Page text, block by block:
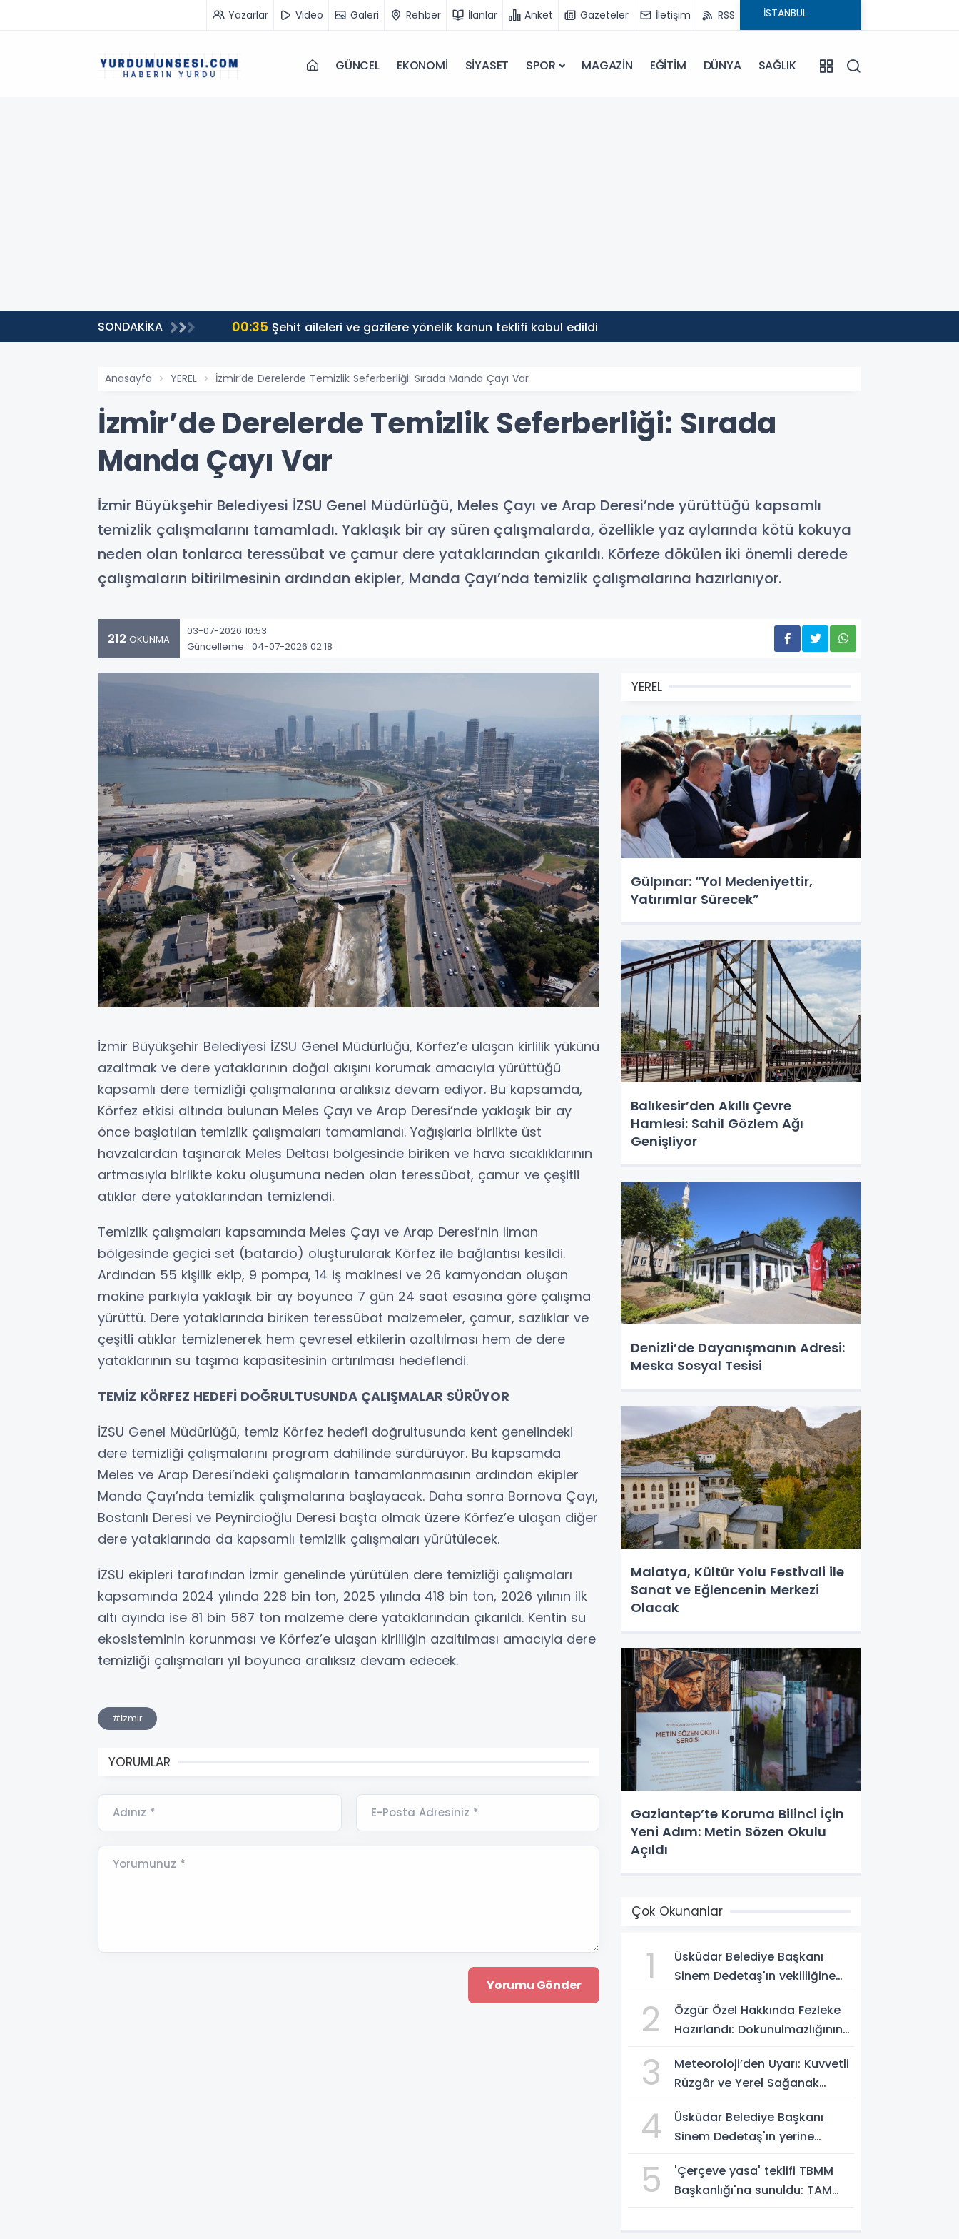
Yazarlar Video Galeri Rehber İlanlar Anket Gazeteler İletişim RSS
GÜNCEL EKONOMİ SİYASET SPOR MAGAZİN EĞİTİM DÜNYA SAĞLIK
SONDAKİKA 00:35 Şehit aileleri ve gazilere yönelik kanun teklifi kabul edildi
Anasayfa YEREL İzmir’de Derelerde Temizlik Seferberliği: Sırada Manda Çayı Var
İzmir’de Derelerde Temizlik Seferberliği: Sırada
Manda Çayı Var
İzmir Büyükşehir Belediyesi İZSU Genel Müdürlüğü, Meles Çayı ve Arap Deresi’nde yürüttüğü kapsamlı
temizlik çalışmalarını tamamladı. Yaklaşık bir ay süren çalışmalarda, özellikle yaz aylarında kötü kokuya
neden olan tonlarca teressübat ve çamur dere yataklarından çıkarıldı. Körfeze dökülen iki önemli derede
çalışmaların bitirilmesinin ardından ekipler, Manda Çayı’nda temizlik çalışmalarına hazırlanıyor.
212 OKUNMA
03-07-2026 10:53
Güncelleme : 04-07-2026 02:18
İzmir Büyükşehir Belediyesi İZSU Genel Müdürlüğü, Körfez’e ulaşan kirlilik yükünü
azaltmak ve dere yataklarının doğal akışını korumak amacıyla yürüttüğü
kapsamlı dere temizliği çalışmalarına aralıksız devam ediyor. Bu kapsamda,
Körfez etkisi altında bulunan Meles Çayı ve Arap Deresi’nde yaklaşık bir ay
önce başlatılan temizlik çalışmaları tamamlandı. Yağışlarla birlikte üst
havzalardan taşınarak Meles Deltası bölgesinde biriken ve hava sıcaklıklarının
artmasıyla birlikte koku oluşumuna neden olan teressübat, çamur ve çeşitli
atıklar dere yataklarından temizlendi.
Temizlik çalışmaları kapsamında Meles Çayı ve Arap Deresi’nin liman
bölgesinde geçici set (batardo) oluşturularak Körfez ile bağlantısı kesildi.
Ardından 55 kişilik ekip, 9 pompa, 14 iş makinesi ve 26 kamyondan oluşan
makine parkıyla yaklaşık bir ay boyunca 7 gün 24 saat esasına göre çalışma
yürüttü. Dere yataklarında biriken teressübat malzemeler, çamur, sazlıklar ve
çeşitli atıklar temizlenerek hem çevresel etkilerin azaltılması hem de dere
yataklarının su taşıma kapasitesinin artırılması hedeflendi.
TEMİZ KÖRFEZ HEDEFİ DOĞRULTUSUNDA ÇALIŞMALAR SÜRÜYOR
İZSU Genel Müdürlüğü, temiz Körfez hedefi doğrultusunda kent genelindeki
dere temizliği çalışmalarını program dahilinde sürdürüyor. Bu kapsamda
Meles ve Arap Deresi’ndeki çalışmaların tamamlanmasının ardından ekipler
Manda Çayı’nda temizlik çalışmalarına başlayacak. Daha sonra Bornova Çayı,
Bostanlı Deresi ve Peynircioğlu Deresi başta olmak üzere Körfez’e ulaşan diğer
dere yataklarında da kapsamlı temizlik çalışmaları yürütülecek.
İZSU ekipleri tarafından İzmir genelinde yürütülen dere temizliği çalışmaları
kapsamında 2024 yılında 228 bin ton, 2025 yılında 418 bin ton, 2026 yılının ilk
altı ayında ise 81 bin 587 ton malzeme dere yataklarından çıkarıldı. Kentin su
ekosisteminin korunması ve Körfez’e ulaşan kirliliğin azaltılması amacıyla dere
temizliği çalışmaları yıl boyunca aralıksız devam edecek.
#İzmir
YORUMLAR
Adınız * E-Posta Adresiniz *
Yorumunuz *
YEREL
Gülpınar: “Yol Medeniyettir,
Yatırımlar Sürecek”
Balıkesir’den Akıllı Çevre
Hamlesi: Sahil Gözlem Ağı
Genişliyor
Denizli’de Dayanışmanın Adresi:
Meska Sosyal Tesisi
Malatya, Kültür Yolu Festivali ile
Sanat ve Eğlencenin Merkezi
Olacak
Gaziantep’te Koruma Bilinci İçin
Yeni Adım: Metin Sözen Okulu
Açıldı
Çok Okunanlar
1
Üsküdar Belediye Başkanı
Sinem Dedetaş'ın vekilliğine
2
Özgür Özel Hakkında Fezleke
Hazırlandı: Dokunulmazlığının
3
Meteoroloji’den Uyarı: Kuvvetli
Rüzgâr ve Yerel Sağanak
4
Üsküdar Belediye Başkanı
Sinem Dedetaş'ın yerine
5
'Çerçeve yasa' teklifi TBMM
Başkanlığı'na sunuldu: TAM